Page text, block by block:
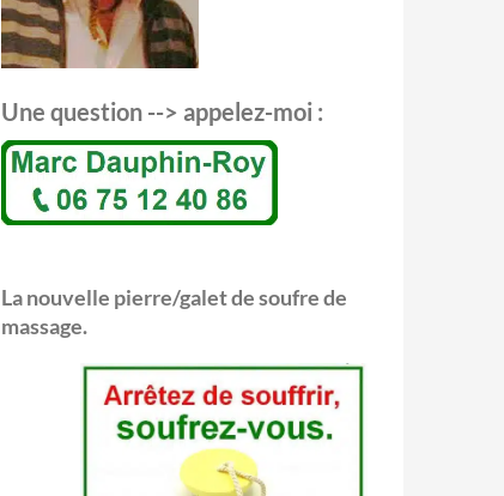
Une question --> appelez-moi :
La nouvelle pierre/galet de soufre de
massage.